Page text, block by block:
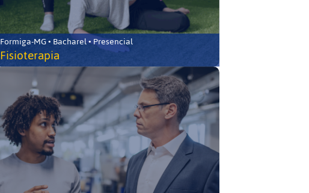
Formiga-MG • Bacharel • Presencial
Fisioterapia